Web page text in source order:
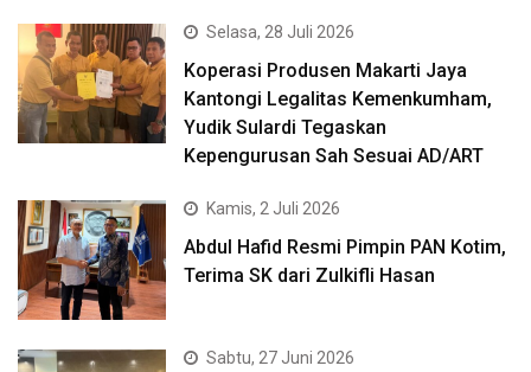
Selasa, 28 Juli 2026
Koperasi Produsen Makarti Jaya
Kantongi Legalitas Kemenkumham,
Yudik Sulardi Tegaskan
Kepengurusan Sah Sesuai AD/ART
Kamis, 2 Juli 2026
Abdul Hafid Resmi Pimpin PAN Kotim,
Terima SK dari Zulkifli Hasan
Sabtu, 27 Juni 2026